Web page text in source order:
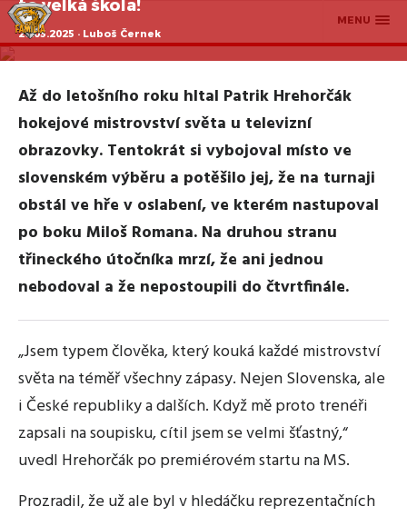
MENU
to velká škola!
28.05.2025 · Luboš Černek
Až do letošního roku hltal Patrik Hrehorčák
hokejové mistrovství světa u televizní
obrazovky. Tentokrát si vybojoval místo ve
slovenském výběru a potěšilo jej, že na turnaji
obstál ve hře v oslabení, ve kterém nastupoval
po boku Miloš Romana. Na druhou stranu
třineckého útočníka mrzí, že ani jednou
nebodoval a že nepostoupili do čtvrtfinále.
„Jsem typem člověka, který kouká každé mistrovství
světa na téměř všechny zápasy. Nejen Slovenska, ale
i České republiky a dalších. Když mě proto trenéři
zapsali na soupisku, cítil jsem se velmi šťastný,“
uvedl Hrehorčák po premiérovém startu na MS.
Prozradil, že už ale byl v hledáčku reprezentačních